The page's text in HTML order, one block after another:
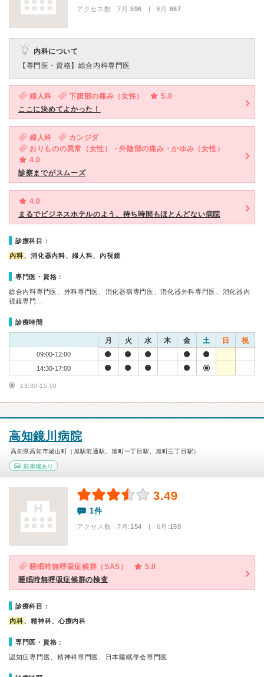
アクセス数 7月:596 | 6月:667
内科について
【専門医・資格】 総合内科専門医
婦人科 下腹部の痛み（女性）
5.0
ここに決めてよかった！
婦人科
カンジダ
おりものの異常（女性）・外陰部の痛み・かゆみ（女性）
4.0
診察までがスムーズ
4.0
まるでビジネスホテルのよう、待ち時間もほとんどない病院
診療科目：
内科、消化器内科、婦人科、内視鏡
専門医・資格：
総合内科専門医、外科専門医、消化器病専門医、消化器外科専門医、消化器内
視鏡専門…
診療時間
月 火 水 木 金 土 日 祝
09:00-12:00
14:30-17:00
13:30-15:00
高知鏡川病院
高知県高知市城山町（旭駅前通駅、旭町一丁目駅、旭町三丁目駅）
駐車場あり
3.49
1件
アクセス数 7月:154 | 6月:159
睡眠時無呼吸症候群（SAS）
5.0
睡眠時無呼吸症候群の検査
診療科目：
内科、精神科、心療内科
専門医・資格：
認知症専門医、精神科専門医、日本睡眠学会専門医